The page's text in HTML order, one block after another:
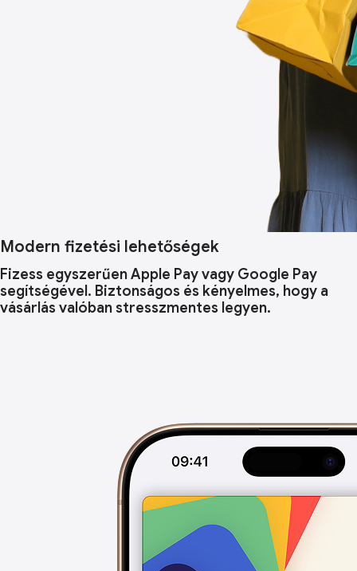
Modern fizetési lehetőségek
Fizess egyszerűen Apple Pay vagy Google Pay
segítségével. Biztonságos és kényelmes, hogy a
vásárlás valóban stresszmentes legyen.